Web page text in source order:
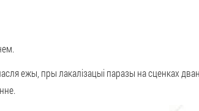
ежы, пры лакалізацыі паразы на сценках